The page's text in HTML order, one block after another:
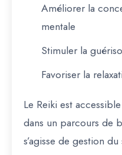
Améliorer la
mentale
Stimuler la
Favoriser la
Le Reiki est
dans un parcours de
s’agisse de gestion